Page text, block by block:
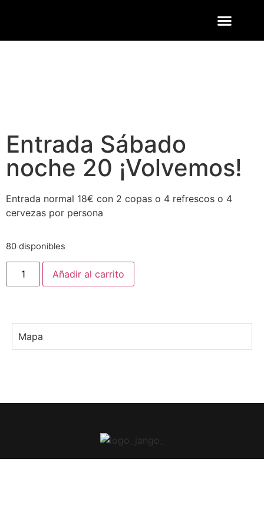
Entrada Sábado
noche 20 ¡Volvemos!
Entrada normal 18€ con 2 copas o 4 refrescos o 4
cervezas por persona
80 disponibles
Añadir al carrito
Mapa